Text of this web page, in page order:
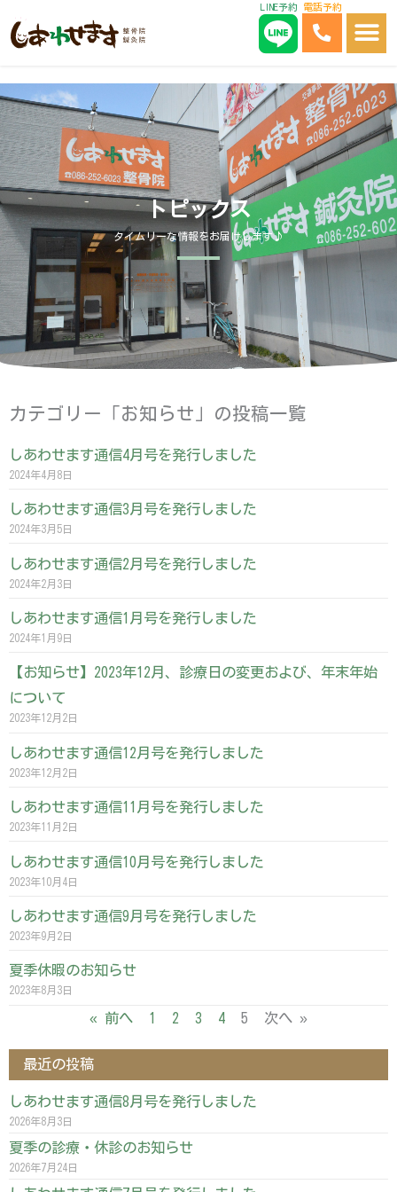
容
キ
ッ
プ
LINE予約 電話予約
トピックス
タイムリーな情報をお届けします♪
カテゴリー「お知らせ」の投稿一覧
しあわせます通信4月号を発行しました
2024年4月8日
しあわせます通信3月号を発行しました
2024年3月5日
しあわせます通信2月号を発行しました
2024年2月3日
しあわせます通信1月号を発行しました
2024年1月9日
【お知らせ】2023年12月、診療日の変更および、年末年始
について
2023年12月2日
しあわせます通信12月号を発行しました
2023年12月2日
しあわせます通信11月号を発行しました
2023年11月2日
しあわせます通信10月号を発行しました
2023年10月4日
しあわせます通信9月号を発行しました
2023年9月2日
夏季休暇のお知らせ
2023年8月3日
« 前へ
ペ
1
ペ
2
ペ
3
ペ
4
ペ
5 次へ »
最近の投稿
しあわせます通信8月号を発行しました
2026年8月3日
夏季の診療・休診のお知らせ
2026年7月24日